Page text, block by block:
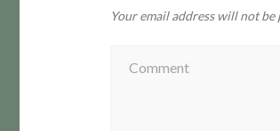
Your email address will not be